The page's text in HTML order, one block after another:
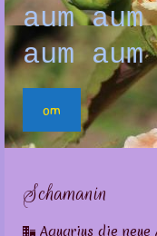
aum
aum aum
om
Schamanin
Aquarius die neue